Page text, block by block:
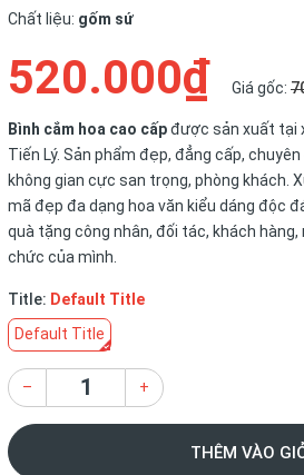
Chất liệu: gốm sứ
520.000₫ Giá gốc:
Bình cắm hoa cao cấpđược sản xuất tại
Tiến Lý. Sản phẩm đẹp, đẳng cấp,
không gian cực san trọng, phòng khách.
mã đẹp đa dạng hoa văn kiểu dáng độc
quà tặng công nhân, đối tác, khách hàng,
chức của mình.
Title: Default Title
Default Title
– +
THÊM VÀO